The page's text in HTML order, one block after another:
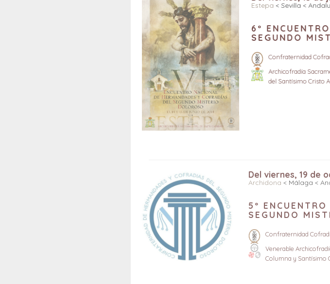
Estepa < Sevilla <
6º
SEGUNDO
Confraternidad
Archicofradía
del Santísimo
Del viernes, 19
Archidona< Málaga <
5º
SEGUNDO
Confraternidad
Venerable
Columna y